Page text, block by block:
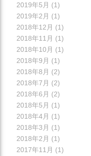
2019年5月 (1)
2019年2月 (1)
2018年12月 (1)
2018年11月 (1)
2018年10月 (1)
2018年9月 (1)
2018年8月 (2)
2018年7月 (2)
2018年6月 (2)
2018年5月 (1)
2018年4月 (1)
2018年3月 (1)
2018年2月 (1)
2017年11月 (1)